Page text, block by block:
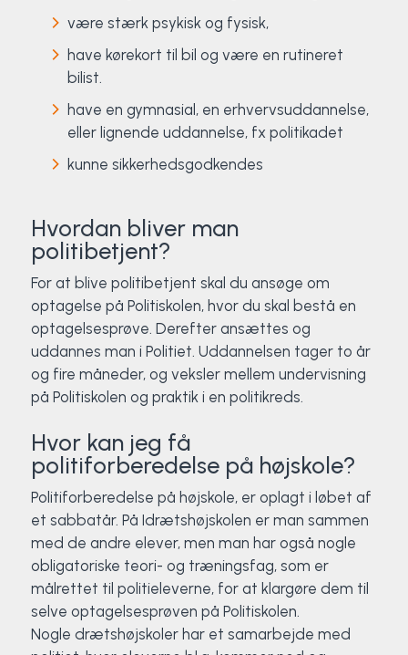
være stærk psykisk og fysisk,
have kørekort til bil og være en rutineret
bilist.
have en gymnasial, en erhvervsuddannelse,
eller lignende uddannelse, fx politikadet
kunne sikkerhedsgodkendes
Hvordan bliver man
politibetjent?
For at blive politibetjent skal du ansøge om
optagelse på Politiskolen, hvor du skal bestå en
optagelsesprøve. Derefter ansættes og
uddannes man i Politiet. Uddannelsen tager to år
og fire måneder, og veksler mellem undervisning
på Politiskolen og praktik i en politikreds.
Hvor kan jeg få
politiforberedelse på højskole?
Politiforberedelse på højskole, er oplagt i løbet af
et sabbatår. På Idrætshøjskolen er man sammen
med de andre elever, men man har også nogle
obligatoriske teori- og træningsfag, som er
målrettet til politieleverne, for at klargøre dem til
selve optagelsesprøven på Politiskolen.
Nogle drætshøjskoler har et samarbejde med